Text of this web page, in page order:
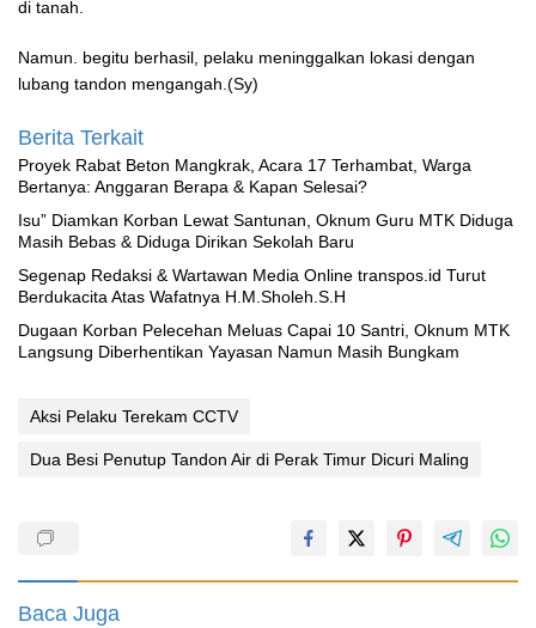
di tanah.
Namun. begitu berhasil, pelaku meninggalkan lokasi dengan
lubang tandon mengangah.(Sy)
Berita Terkait
Proyek Rabat Beton Mangkrak, Acara 17 Terhambat, Warga
Bertanya: Anggaran Berapa & Kapan Selesai?
‎Isu” Diamkan Korban Lewat Santunan, Oknum Guru MTK Diduga
Masih Bebas & Diduga Dirikan Sekolah Baru
Segenap Redaksi & Wartawan Media Online transpos.id Turut
Berdukacita Atas Wafatnya H.M.Sholeh.S.H
‎Dugaan Korban Pelecehan Meluas Capai 10 Santri, Oknum MTK
Langsung Diberhentikan Yayasan Namun Masih Bungkam
Aksi Pelaku Terekam CCTV
Dua Besi Penutup Tandon Air di Perak Timur Dicuri Maling
Baca Juga